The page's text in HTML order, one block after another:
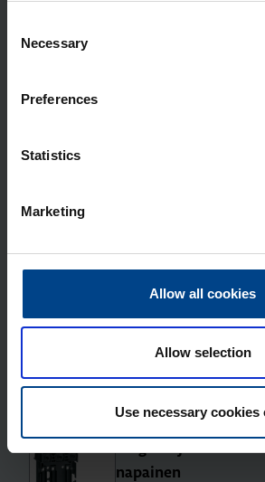
Selection
Necessary
Preferences
Statistics
Marketing
Allow all cookies
Allow selection
Use necessary cookies
tyil­le
Kyt­ken­tä­lii­tin P160
Sähkönumero: 3637974
Kyt­ken­tä­lii­tin P160
asen­nus Cu/Al 3N
Tuotekoodi: HYS005H
Plug-in -ja­lus­ta
na­pai­nen